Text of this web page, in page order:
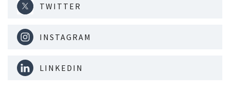
TWITTER
INSTAGRAM
LINKEDIN